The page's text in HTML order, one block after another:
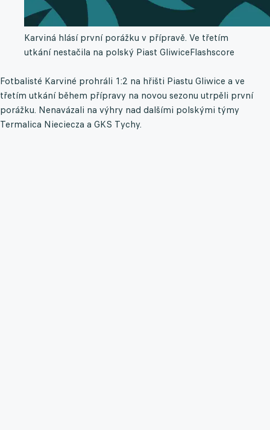
Karviná hlásí první porážku v přípravě. Ve třetím
utkání nestačila na polský Piast GliwiceFlashscore
Fotbalisté Karviné prohráli 1:2 na hřišti Piastu Gliwice a ve
třetím utkání během přípravy na novou sezonu utrpěli první
porážku. Nenavázali na výhry nad dalšími polskými týmy
Termalica Nieciecza a GKS Tychy.